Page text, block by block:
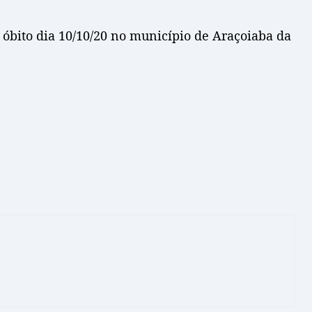
dia 10/10/20 no município de Araçoiaba da